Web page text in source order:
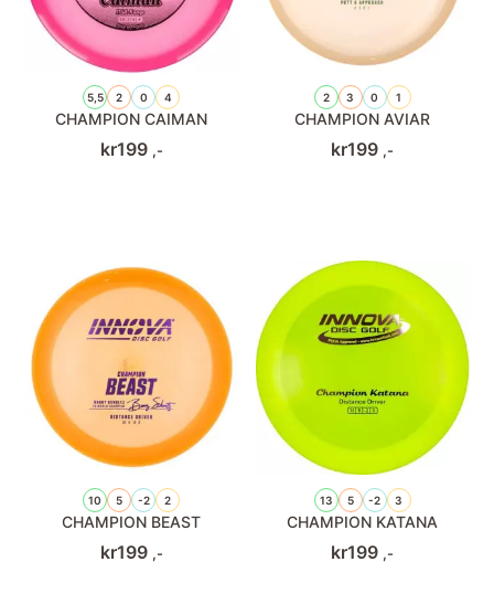
5,5 2 0 4
CHAMPION CAIMAN
kr199 ,-
2 3 0 1
CHAMPION AVIAR
kr199 ,-
10 5 -2 2
CHAMPION BEAST
kr199 ,-
13 5 -2 3
CHAMPION KATANA
kr199 ,-